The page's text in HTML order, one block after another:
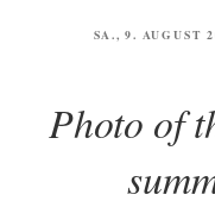
SA., 9. AUGUST
Photo of